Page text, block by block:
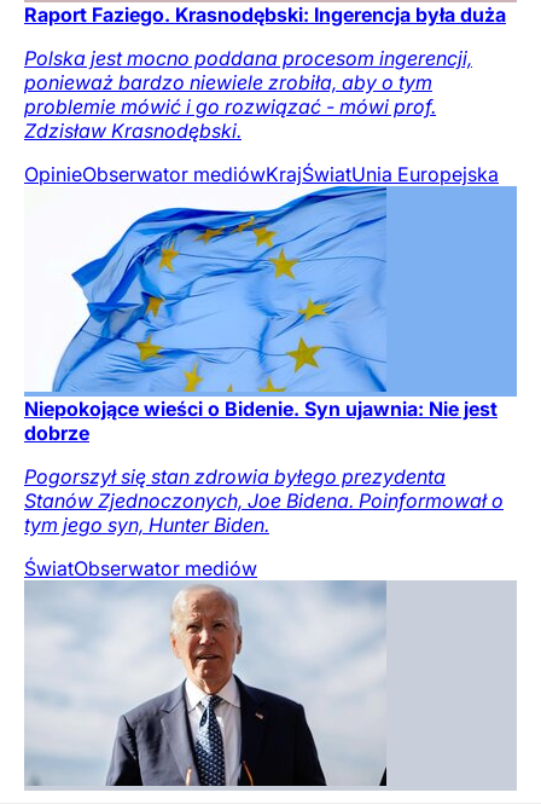
Raport Faziego. Krasnodębski: Ingerencja była duża
Polska jest mocno poddana procesom ingerencji,
ponieważ bardzo niewiele zrobiła, aby o tym
problemie mówić i go rozwiązać - mówi prof.
Zdzisław Krasnodębski.
OpinieObserwator mediówKrajŚwiatUnia Europejska
Niepokojące wieści o Bidenie. Syn ujawnia: Nie jest
dobrze
Pogorszył się stan zdrowia byłego prezydenta
Stanów Zjednoczonych, Joe Bidena. Poinformował o
tym jego syn, Hunter Biden.
ŚwiatObserwator mediów